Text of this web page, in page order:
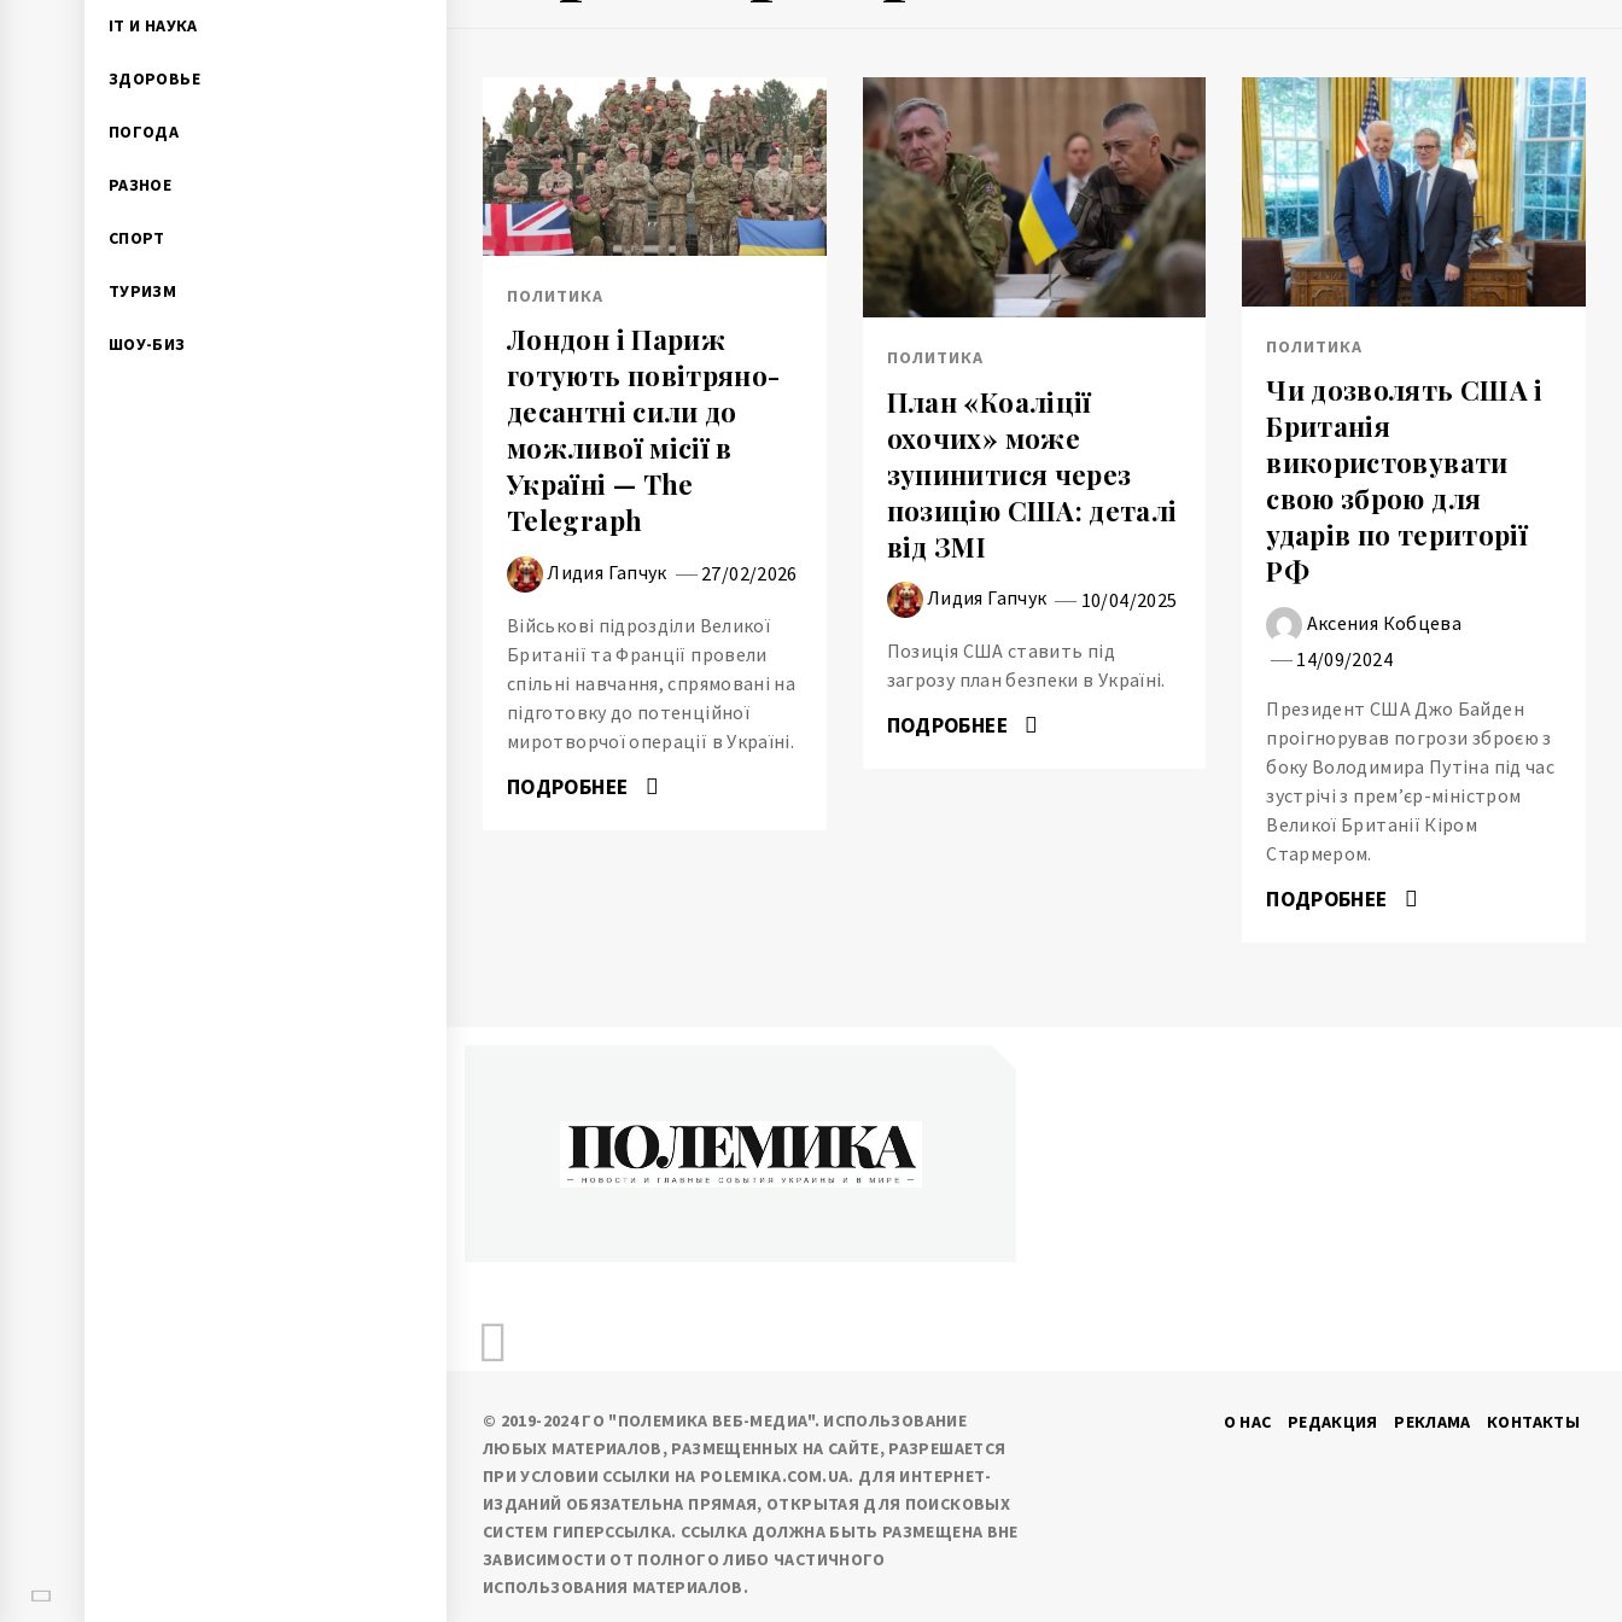
IT И НАУКА
ЗДОРОВЬЕ
ПОГОДА
РАЗНОЕ
СПОРТ
ТУРИЗМ
ШОУ-БИЗ
ПОЛИТИКА
Лондон і Париж
готують повітряно-
десантні сили до
можливої місії в
Україні — The
Telegraph
Лидия Гапчук 27/02/2026
Військові підрозділи Великої
Британії та Франції провели
спільні навчання, спрямовані на
підготовку до потенційної
миротворчої операції в Україні.
ПОДРОБНЕЕ
ПОЛИТИКА
План «Коаліції
охочих» може
зупинитися через
позицію США: деталі
від ЗМІ
Лидия Гапчук 10/04/2025
Позиція США ставить під
загрозу план безпеки в Україні.
ПОДРОБНЕЕ
ПОЛИТИКА
Чи дозволять США і
Британія
використовувати
свою зброю для
ударів по території
РФ
Аксения Кобцева
14/09/2024
Президент США Джо Байден
проігнорував погрози зброєю з
боку Володимира Путіна під час
зустрічі з прем’єр-міністром
Великої Британії Кіром
Стармером.
ПОДРОБНЕЕ
© 2019-2024 ГО "ПОЛЕМИКА ВЕБ-МЕДИА". ИСПОЛЬЗОВАНИЕ
ЛЮБЫХ МАТЕРИАЛОВ, РАЗМЕЩЕННЫХ НА САЙТЕ, РАЗРЕШАЕТСЯ
ПРИ УСЛОВИИ ССЫЛКИ НА POLEMIKA.COM.UA. ДЛЯ ИНТЕРНЕТ-
ИЗДАНИЙ ОБЯЗАТЕЛЬНА ПРЯМАЯ, ОТКРЫТАЯ ДЛЯ ПОИСКОВЫХ
СИСТЕМ ГИПЕРССЫЛКА. ССЫЛКА ДОЛЖНА БЫТЬ РАЗМЕЩЕНА ВНЕ
ЗАВИСИМОСТИ ОТ ПОЛНОГО ЛИБО ЧАСТИЧНОГО
ИСПОЛЬЗОВАНИЯ МАТЕРИАЛОВ.
О НАС РЕДАКЦИЯ РЕКЛАМА КОНТАКТЫ